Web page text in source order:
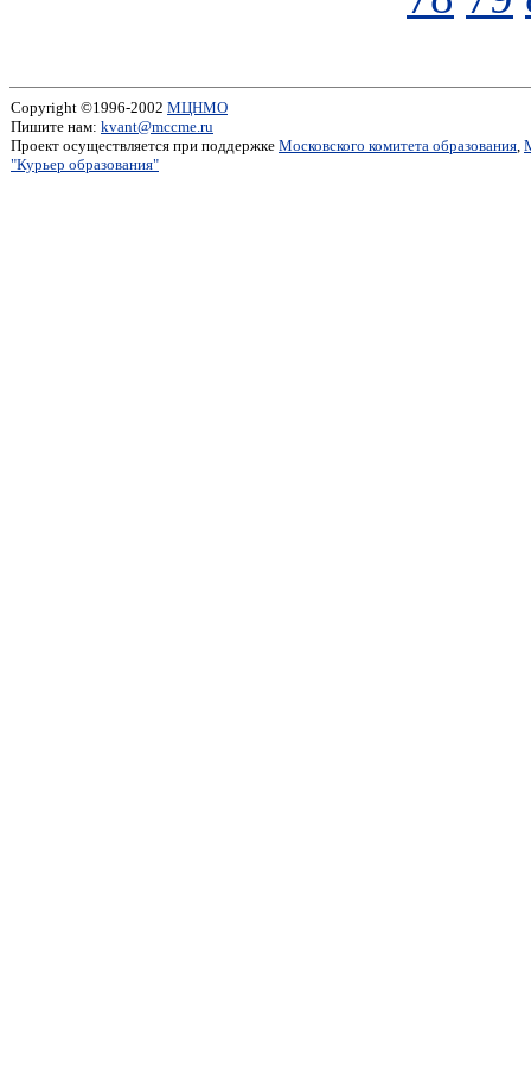
Copyright ©1996-2002 МЦНМО
Пишите нам: kvant@mccme.ru
Проект осуществляется при поддержке Московского комитета образования,
"Курьер образования"